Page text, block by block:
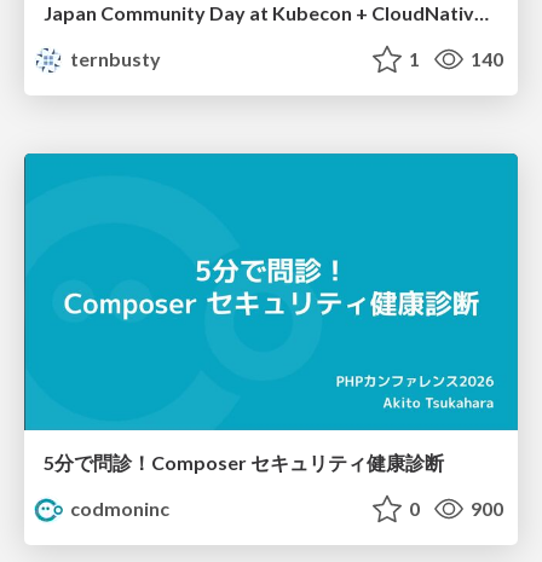
Japan Community Day at Kubecon + CloudNativeCon Japan 2026: Learning Container Privilege Control by Building My Own Low-Level Container Runtime
ternbusty
1 140
5分で問診！Composer セキュリティ健康診断
codmoninc
0 900